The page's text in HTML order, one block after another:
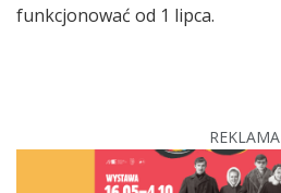
funkcjonować od 1 lipca.
REKLAMA